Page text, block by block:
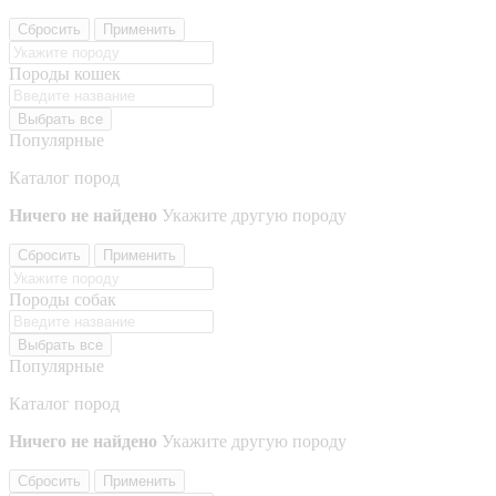
Сбросить Применить
Породы кошек
Выбрать все
Популярные
Каталог пород
Ничего не найдено Укажите другую породу
Сбросить Применить
Породы собак
Выбрать все
Популярные
Каталог пород
Ничего не найдено Укажите другую породу
Сбросить Применить